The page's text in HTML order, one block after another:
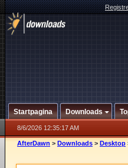
Startpagina Downloads
8/6/2026 12:35:17 AM
AfterDawn > Downloads > Desktop